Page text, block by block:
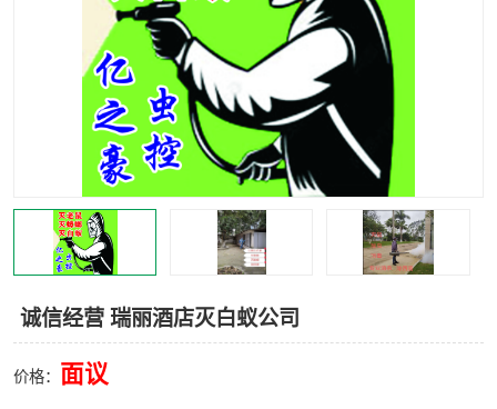
诚信经营 瑞丽酒店灭白蚁公司
价格： 面议
昆明驱蛇公司 昆明除虫除蚁